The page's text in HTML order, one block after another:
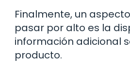
Finalmente, un
pasar por alto es la
información adicional
producto.